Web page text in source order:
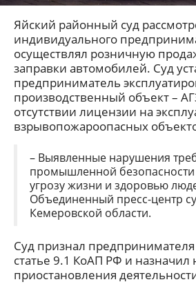
Яйский районный суд
индивидуального
осуществлял розничную
заправки автомобилей. Суд
предприниматель
производственный объект –
отсутствии лицензии на
взрывопожароопасных
– Выявленные нарушения
промышленной безопасности
угрозу жизни и здоровью
Объединенный пресс-центр
Кемеровской области.
Суд признал
статье 9.1 КоАП РФ и назначил
приостановления